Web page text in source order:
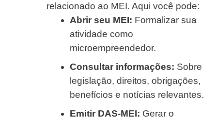
relacionado ao MEI. Aqui você pode:
Abrir seu MEI: Formalizar sua
atividade como
microempreendedor.
Consultar informações: Sobre
legislação, direitos, obrigações,
benefícios e notícias relevantes.
Emitir DAS-MEI: Gerar o